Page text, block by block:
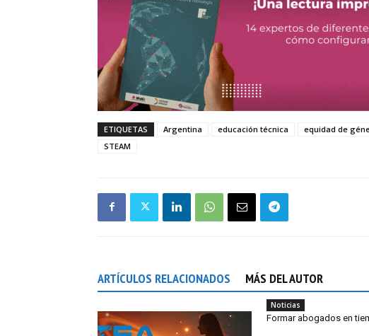
ETIQUETAS Argentina educación técnica equidad de
STEAM
ARTÍCULOS RELACIONADOS MÁS DEL AUTOR
Noticias
Formar abogados en